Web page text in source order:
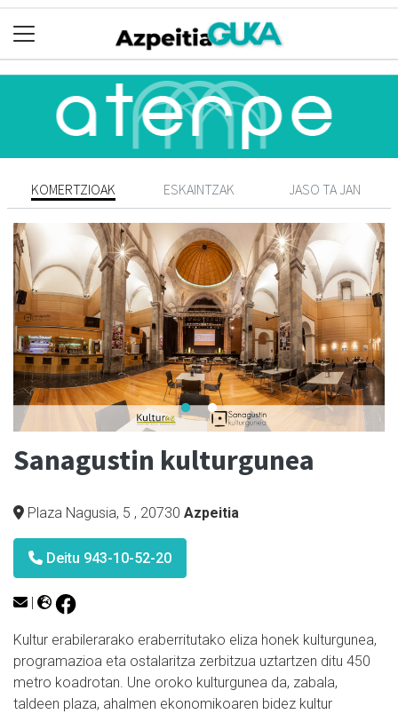
KOMERTZIOAK ESKAINTZAK JASO TA JAN
Sanagustin kulturgunea
Plaza Nagusia, 5 , 20730 Azpeitia
Deitu 943-10-52-20
Kultur erabilerarako eraberritutako eliza honek kulturgunea,
programazioa eta ostalaritza zerbitzua uztartzen ditu 450
metro koadrotan. Une oroko kulturgunea da, zabala,
taldeen plaza, ahalmen ekonomikoaren bidez kultur